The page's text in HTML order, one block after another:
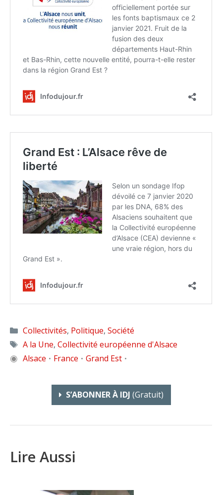
Catégories
Collectivités, Politique, Société
Étiquettes
A la Une, Collectivité européenne d'Alsace
◉ Alsace • France • Grand Est •
S’ABONNER À IDJ (gratuit)
Lire Aussi